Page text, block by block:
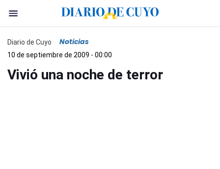
Diario de Cuyo Noticias
10 de septiembre de 2009 - 00:00
Vivió una noche de terror